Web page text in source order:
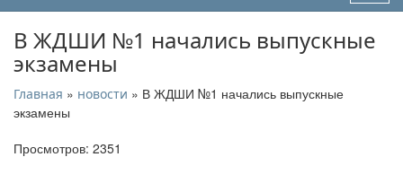
В ЖДШИ №1 начались выпускные
экзамены
Главная » новости » В ЖДШИ №1 начались выпускные
экзамены
Просмотров: 2351